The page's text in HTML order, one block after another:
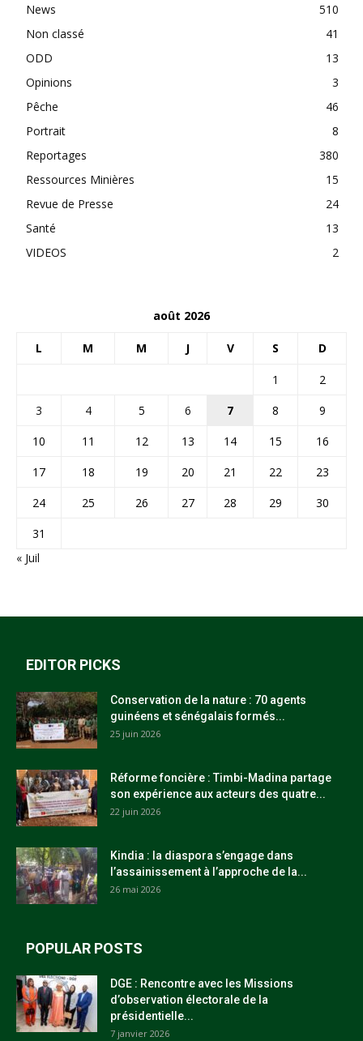
News
510
Non classé
41
ODD
13
Opinions
3
Pêche
46
Portrait
8
Reportages
380
Ressources Minières
15
Revue de Presse
24
Santé
13
VIDEOS
2
août 2026
L M M J V S D
1
2
3
4 5 6 7 8
9
10
11 12 13 14 15
16
17
18 19 20 21 22
23
24
25 26 27 28 29
30
31
« Juil
EDITOR PICKS
Conservation de la nature : 70 agents
guinéens et sénégalais formés...
25 juin 2026
Réforme foncière : Timbi-Madina partage
son expérience aux acteurs des quatre...
22 juin 2026
Kindia : la diaspora s’engage dans
l’assainissement à l’approche de la...
26 mai 2026
POPULAR POSTS
DGE : Rencontre avec les Missions
d’observation électorale de la
présidentielle...
7 janvier 2026